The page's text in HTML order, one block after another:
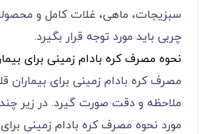
سبزیجات، ماهی، غلات کامل و
چربی باید مورد توجه قرار بگیرد.
نحوه مصرف کره بادام زمینی برای
مصرف کره بادام زمینی برای بیماران
ملاحظه و دقت صورت گیرد. در زیر
مورد نحوه مصرف کره بادام زمینی برای